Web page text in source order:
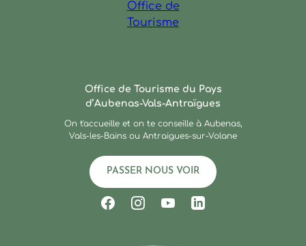
Office de Tourisme du Pays
d’Aubenas-Vals-Antraïgues
On t'accueille et on te conseille à Aubenas,
Vals-les-Bains ou Antraigues-sur-Volane
PASSER NOUS VOIR
Suivez-nous sur Facebook
Suivez-nous sur Instagram
Suivez-nous sur
Suivez-nous sur